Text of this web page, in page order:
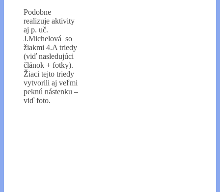
Podobne
realizuje aktivity
aj p. uč.
J.Michelová so
žiakmi 4.A triedy
(viď nasledujúci
článok + fotky).
Žiaci tejto triedy
vytvorili aj veľmi
peknú nástenku –
viď foto.